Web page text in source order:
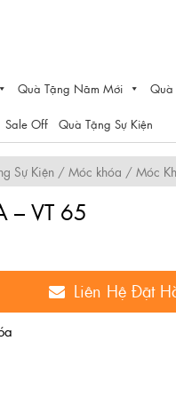
Quà Tặng Năm Mới Quà
Sale Off Quà Tặng Sự Kiện
Sự Kiện /Móc khóa / Móc
– VT 65
Liên Hệ Đặt